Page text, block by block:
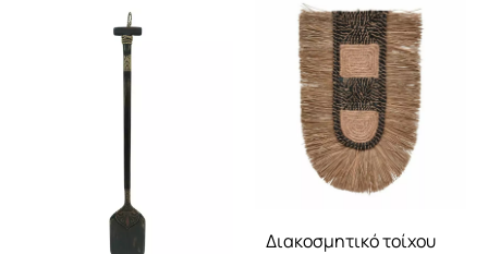
Διακοσμητικό τοίχου